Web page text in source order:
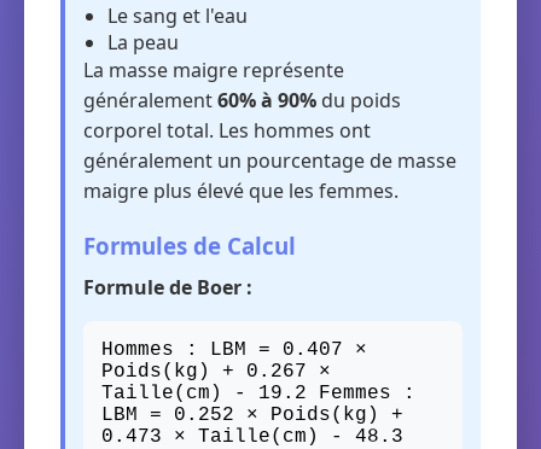
Le sang et l'eau
La peau
La masse maigre représente
généralement60% à 90% du poids
corporel total. Les hommes ont
généralement un pourcentage de masse
maigre plus élevé que les femmes.
Formules de Calcul
Formule de Boer :
Hommes : LBM = 0.407 ×
Poids(kg) + 0.267 ×
Taille(cm) - 19.2 Femmes :
LBM = 0.252 × Poids(kg) +
0.473 × Taille(cm) - 48.3